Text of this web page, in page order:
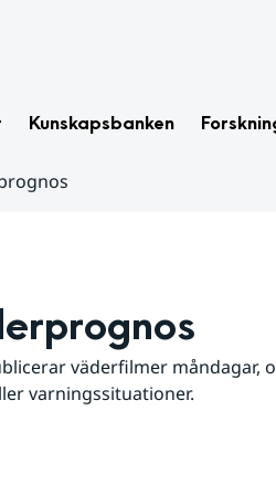
Kunskapsbanken
väderfilmer måndagar,
varningssituationer.